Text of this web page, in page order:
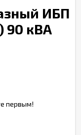
ИБП
90 кВА
первым!